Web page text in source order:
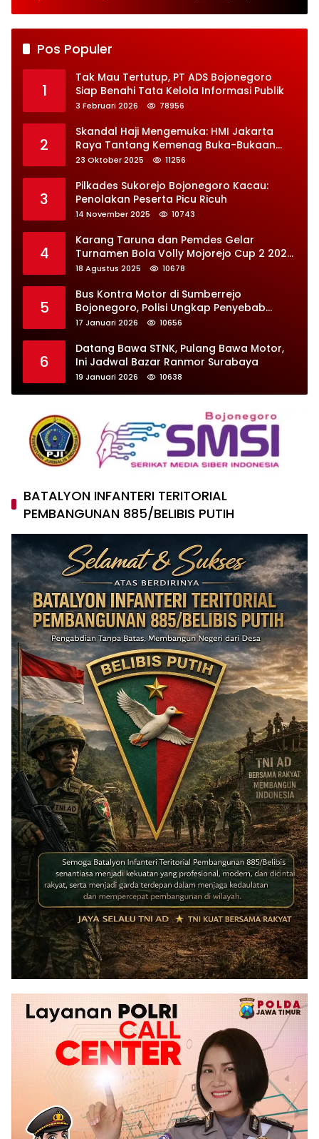
besaran
Pos Populer
1
Tak Mau Tertutup, PT ADS Bojonegoro
Siap Benahi Tata Kelola Informasi Publik
3 Februari 2026 78956
2
Skandal Haji Mengemuka: HMI Jakarta
Raya Tantang Kemenag Buka-Bukaan
Soal Kontrak Syarekah Bermasalah
23 Oktober 2025 11256
3
Pilkades Sukorejo Bojonegoro Kacau:
Penolakan Peserta Picu Ricuh
14 November 2025 10743
4
Karang Taruna dan Pemdes Gelar
Turnamen Bola Volly Mojorejo Cup 2 2025,
Diikuti 28 Tim
18 Agustus 2025 10678
5
Bus Kontra Motor di Sumberrejo
Bojonegoro, Polisi Ungkap Penyebab
Kecelakaan
17 Januari 2026 10656
6
Datang Bawa STNK, Pulang Bawa Motor,
Ini Jadwal Bazar Ranmor Surabaya
19 Januari 2026 10638
BATALYON INFANTERI TERITORIAL
PEMBANGUNAN 885/BELIBIS PUTIH